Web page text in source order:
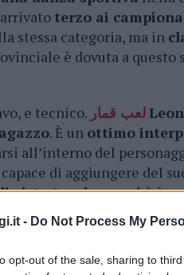
- Do Not Process My
opt-out of the sale, sharing to
terzo ai
stessa categoria, ma in
è dovuta a questo
e tecnico. لعب قمار
. È un ottimo
all’interno del
di aggiungere del
vista tecnicoperchè è
rotazioni e sulle
deve continuare a
livello, ma ha ancora